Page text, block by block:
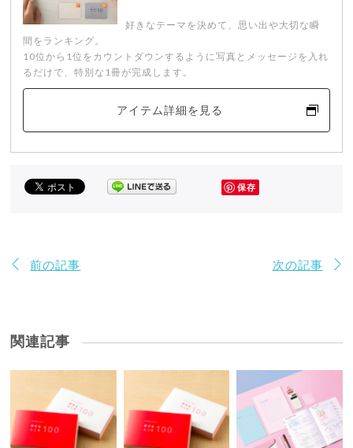
好きなテーマを決めて、思い出や大切な瞬
間をランキング。
10位から1位をカウントダウンするように写真とメッセージを入れ
るだけで、特別な1冊が完成します。
アイテム詳細を見る
保存
前の記事 次の記事
関連記事